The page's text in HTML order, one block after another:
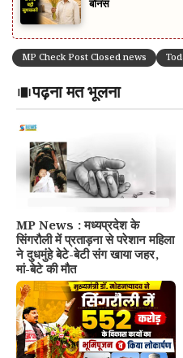
बोनस
MP Check Post Closed news
पढ़ना मत भूलना
MP News : मध्यप्रदेश के
सिंगरौली में प्रताड़ना से परेशान महिला
ने दुधमुंहे बेटे-बेटी संग खाया जहर,
मां-बेटे की मौत